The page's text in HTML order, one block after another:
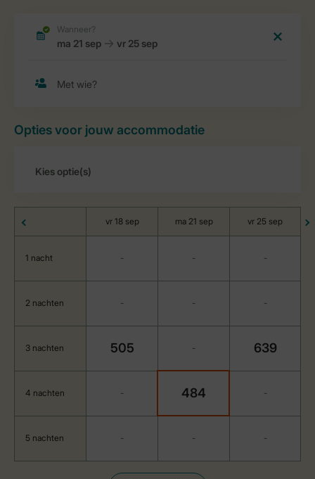
Opties voor jouw accommodatie
vr 18 sep ma 21 sep vr 25 sep
1 nacht - - -
2 nachten - - -
3 nachten 505 - 639
4 nachten - 484 -
5 nachten - - -